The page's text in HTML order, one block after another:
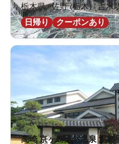
栃木県 / 佐野 (栃木) / 吉水
日帰り
クーポンあり
高崎 京ヶ島天然温泉 湯都